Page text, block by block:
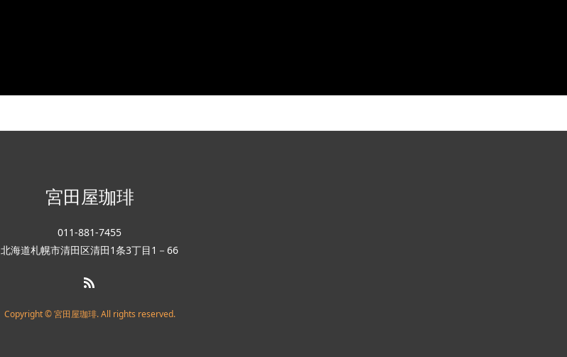
宮田屋珈琲
011-881-7455
北海道札幌市清田区清田1条3丁目1－66
Copyright © 宮田屋珈琲. All rights reserved.